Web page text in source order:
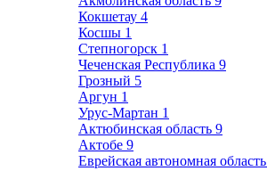
Кокшетау 4
Косшы 1
Степногорск 1
Чеченская Республика 9
Грозный 5
Аргун 1
Урус-Мартан 1
Актюбинская область 9
Актобе 9
Еврейская автономная область